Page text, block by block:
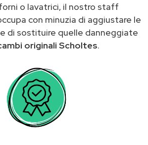
o lavatrici, il nostro staff
con minuzia di aggiustare le
di sostituire quelle danneggiate
originali Scholtes.